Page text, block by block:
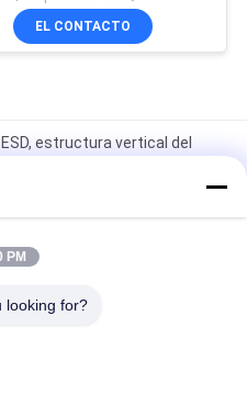
EL CONTACTO
estructura vertical del
prueba 28m m del moho del
flexible
magro de la carpeta
PM
looking for?